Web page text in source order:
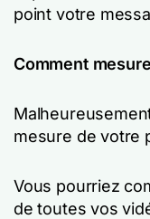
point votre
Comment
mesure de votre
Vous pourriez
de toutes vos